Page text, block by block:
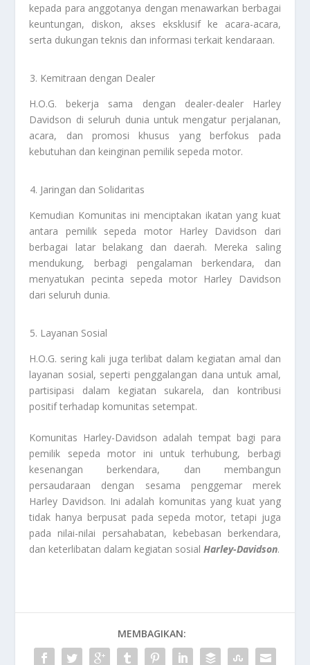
kepada para anggotanya dengan menawarkan berbagai
keuntungan, diskon, akses eksklusif ke acara-acara,
serta dukungan teknis dan informasi terkait kendaraan.
Kemitraan dengan Dealer
H.O.G. bekerja sama dengan dealer-dealer Harley
Davidson di seluruh dunia untuk mengatur perjalanan,
acara, dan promosi khusus yang berfokus pada
kebutuhan dan keinginan pemilik sepeda motor.
Jaringan dan Solidaritas
Kemudian Komunitas ini menciptakan ikatan yang kuat
antara pemilik sepeda motor Harley Davidson dari
berbagai latar belakang dan daerah. Mereka saling
mendukung, berbagi pengalaman berkendara, dan
menyatukan pecinta sepeda motor Harley Davidson
dari seluruh dunia.
Layanan Sosial
H.O.G. sering kali juga terlibat dalam kegiatan amal dan
layanan sosial, seperti penggalangan dana untuk amal,
partisipasi dalam kegiatan sukarela, dan kontribusi
positif terhadap komunitas setempat.
Komunitas Harley-Davidson adalah tempat bagi para
pemilik sepeda motor ini untuk terhubung, berbagi
kesenangan berkendara, dan membangun
persaudaraan dengan sesama penggemar merek
Harley Davidson. Ini adalah komunitas yang kuat yang
tidak hanya berpusat pada sepeda motor, tetapi juga
pada nilai-nilai persahabatan, kebebasan berkendara,
dan keterlibatan dalam kegiatan sosialHarley-Davidson.
MEMBAGIKAN: